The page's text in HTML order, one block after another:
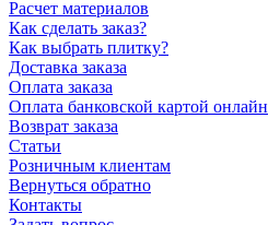
Расчет материалов
Как сделать заказ?
Как выбрать плитку?
Доставка заказа
Оплата заказа
Оплата банковской картой онлайн
Возврат заказа
Статьи
Розничным клиентам
Вернуться обратно
Контакты